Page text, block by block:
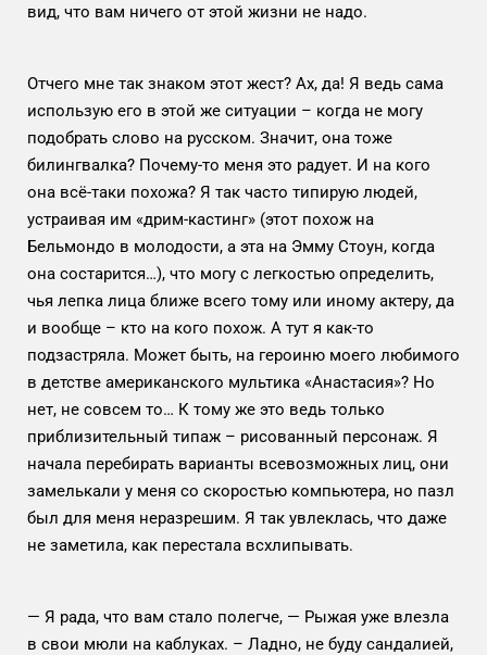
вид, что вам ничего от этой жизни не надо.
Отчего мне так знаком этот жест? Ах, да! Я ведь сама
использую его в этой же ситуации – когда не могу
подобрать слово на русском. Значит, она тоже
билингвалка? Почему-то меня это радует. И на кого
она всё-таки похожа? Я так часто типирую людей,
устраивая им «дрим-кастинг» (этот похож на
Бельмондо в молодости, а эта на Эмму Стоун, когда
она состарится…), что могу с легкостью определить,
чья лепка лица ближе всего тому или иному актеру, да
и вообще – кто на кого похож. А тут я как-то
подзастряла. Может быть, на героиню моего любимого
в детстве американского мультика «Анастасия»? Но
нет, не совсем то… К тому же это ведь только
приблизительный типаж – рисованный персонаж. Я
начала перебирать варианты всевозможных лиц, они
замелькали у меня со скоростью компьютера, но пазл
был для меня неразрешим. Я так увлеклась, что даже
не заметила, как перестала всхлипывать.
— Я рада, что вам стало полегче, — Рыжая уже влезла
в свои мюли на каблуках. – Ладно, не буду сандалией,